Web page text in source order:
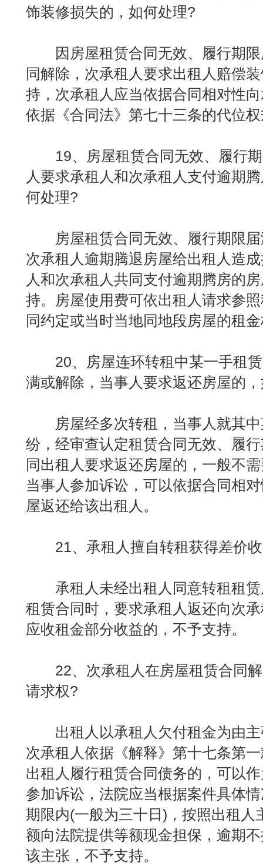
饰装修损失的，如何处理?
因房屋租赁合同无效、履行期限
同解除，次承租人要求出租人赔偿
持，次承租人应当依据合同相对性
依据《合同法》第七十三条的代位
19、房屋租赁合同无效、履行期
人要求承租人和次承租人支付逾期
何处理?
房屋租赁合同无效、履行期限届
次承租人逾期腾退房屋给出租人造
人和次承租人共同支付逾期腾房的
持。房屋使用费可依出租人请求参
同约定或当时当地同地段房屋的租
20、房屋连环转租中某一手租赁
满或解除，当事人要求返还房屋的
房屋经多次转租，当事人就其中
纷，经审查认定租赁合同无效、履
同出租人要求返还房屋的，一般不
当事人参加诉讼，可以依据合同相
屋返还给该出租人。
21、承租人擅自转租获得差价收
承租人未经出租人同意转租租赁
租赁合同时，要求承租人返还向次
应收租金部分收益的，不予支持。
22、次承租人在房屋租赁合同解
请求权?
出租人以承租人欠付租金为由主
次承租人依据《解释》第十七条第
出租人履行租赁合同债务的，可以
参加诉讼，法院应当根据案件具体
期限内(一般为三十日)，按照出租人
额向法院提供等额现金担保，逾期
该主张，不予支持。